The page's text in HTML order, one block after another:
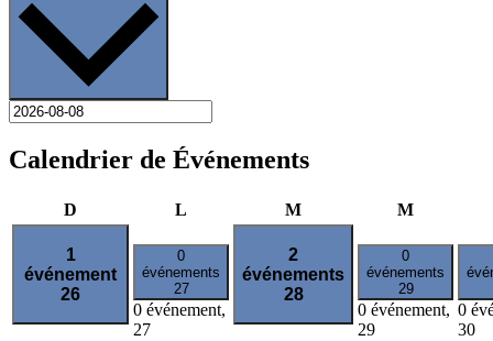
Calendrier de Événements
D L Mmardi Mmercredi
1
événement
26
0
événements
27
0 événement,
27
2
événements
28
0
événements
29
0 événement,
29
0
30